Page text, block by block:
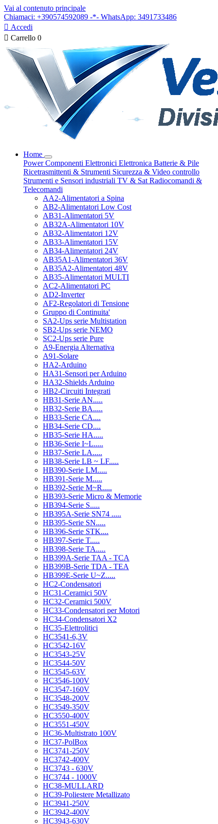
Vai al contenuto principale
Chiamaci: +390574592089 -*- WhatsApp: 3491733486
 Accedi
 Carrello 0
Home
PowerComponenti Elettronici Elettronica Batterie & Pile
Ricetrasmittenti & Strumenti Sicurezza & Video controllo
Strumenti e Sensori industriali TV & Sat Radiocomandi &
Telecomandi
AA2-Alimentatori a Spina
AB2-Alimentatori Low Cost
AB31-Alimentatori 5V
AB32A-Alimentatori 10V
AB32-Alimentatori 12V
AB33-Alimentatori 15V
AB34-Alimentatori 24V
AB35A1-Alimentatori 36V
AB35A2-Alimentatori 48V
AB35-Alimentatori MULTI
AC2-Alimentatori PC
AD2-Inverter
AF2-Regolatori di Tensione
Gruppo di Continuita'
SA2-Ups serie Multistation
SB2-Ups serie NEMO
SC2-Ups serie Pure
A9-Energia Alternativa
A91-Solare
HA2-Arduino
HA31-Sensori per Arduino
HA32-Shields Arduino
HB2-Circuiti Integrati
HB31-Serie AN.....
HB32-Serie BA.....
HB33-Serie CA....
HB34-Serie CD....
HB35-Serie HA.....
HB36-Serie I~L.....
HB37-Serie LA.....
HB38-Serie LB ~ LF.....
HB390-Serie LM.....
HB391-Serie M.....
HB392-Serie M~R.....
HB393-Serie Micro & Memorie
HB394-Serie S.....
HB395A-Serie SN74 .....
HB395-Serie SN.....
HB396-Serie STK....
HB397-Serie T.....
HB398-Serie TA.....
HB399A-Serie TAA - TCA
HB399B-Serie TDA - TEA
HB399E-Serie U~Z.....
HC2-Condensatori
HC31-Ceramici 50V
HC32-Ceramici 500V
HC33-Condensatori per Motori
HC34-Condensatori X2
HC35-Elettrolitici
HC3541-6,3V
HC3542-16V
HC3543-25V
HC3544-50V
HC3545-63V
HC3546-100V
HC3547-160V
HC3548-200V
HC3549-350V
HC3550-400V
HC3551-450V
HC36-Multistrato 100V
HC37-PolBox
HC3741-250V
HC3742-400V
HC3743 - 630V
HC3744 - 1000V
HC38-MULLARD
HC39-Poliestere Metallizato
HC3941-250V
HC3942-400V
HC3943-630V